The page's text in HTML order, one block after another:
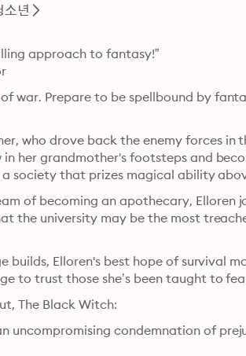
소년
approach to fantasy!”
war. Prepare to be spellbound by
who drove back the enemy forces in
her grandmother's footsteps and
society that prizes magical ability
of becoming an apothecary, Elloren
the university may be the most
builds, Elloren's best hope of survival
to trust those she’s been taught to
The Black Witch:
uncompromising condemnation of